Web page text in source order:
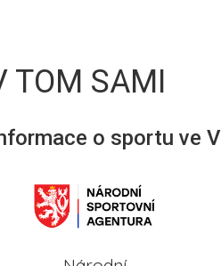
TOM SAMI
o sportu ve